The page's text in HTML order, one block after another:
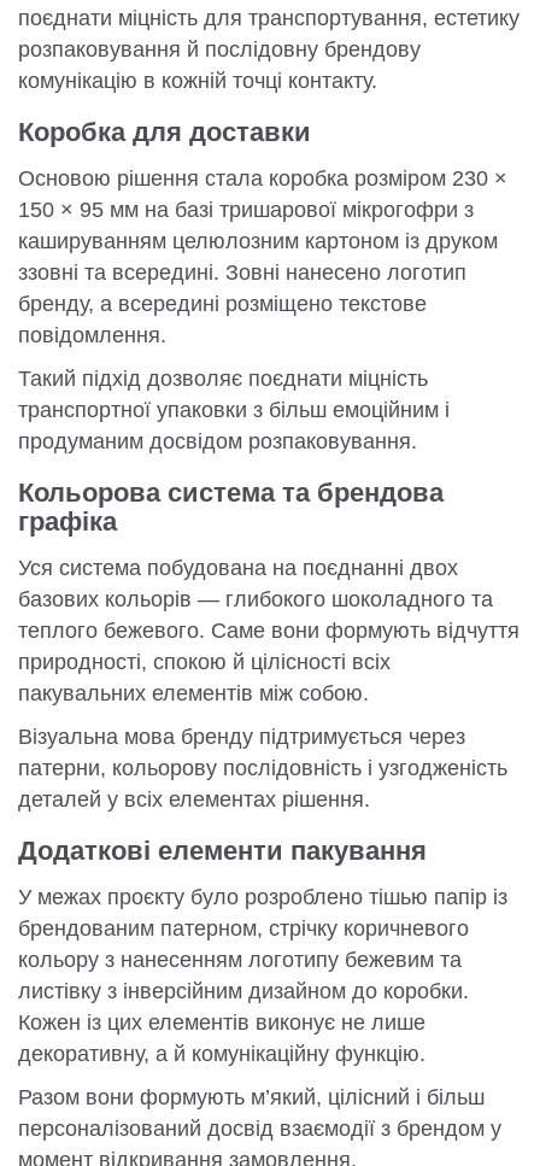
поєднати міцність для транспортування, естетику
розпаковування й послідовну брендову
комунікацію в кожній точці контакту.
Коробка для доставки
Основою рішення стала коробка розміром 230 ×
150 × 95 мм на базі тришарової мікрогофри з
кашируванням целюлозним картоном із друком
ззовні та всередині. Зовні нанесено логотип
бренду, а всередині розміщено текстове
повідомлення.
Такий підхід дозволяє поєднати міцність
транспортної упаковки з більш емоційним і
продуманим досвідом розпаковування.
Кольорова система та брендова
графіка
Уся система побудована на поєднанні двох
базових кольорів — глибокого шоколадного та
теплого бежевого. Саме вони формують відчуття
природності, спокою й цілісності всіх
пакувальних елементів між собою.
Візуальна мова бренду підтримується через
патерни, кольорову послідовність і узгодженість
деталей у всіх елементах рішення.
Додаткові елементи пакування
У межах проєкту було розроблено тішью папір із
брендованим патерном, стрічку коричневого
кольору з нанесенням логотипу бежевим та
листівку з інверсійним дизайном до коробки.
Кожен із цих елементів виконує не лише
декоративну, а й комунікаційну функцію.
Разом вони формують м’який, цілісний і більш
персоналізований досвід взаємодії з брендом у
момент відкривання замовлення.